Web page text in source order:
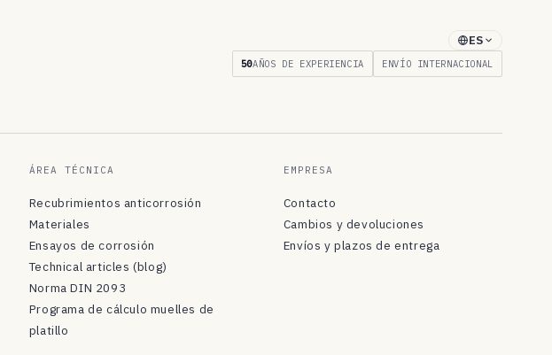
ES
50AÑOS DE EXPERIENCIA ENVÍO INTERNACIONAL
ÁREA TÉCNICA
Recubrimientos anticorrosión
Materiales
Ensayos de corrosión
Technical articles (blog)
Norma DIN 2093
Programa de cálculo muelles de
platillo
EMPRESA
Contacto
Cambios y devoluciones
Envíos y plazos de entrega